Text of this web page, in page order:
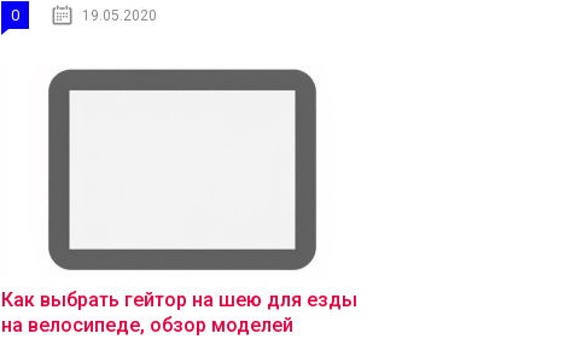
0 19.05.2020
Как выбрать гейтор на шею для езды
на велосипеде, обзор моделей